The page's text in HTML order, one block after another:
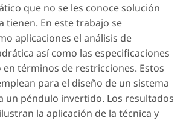
que no se les conoce solución
tienen. En este trabajo se
aplicaciones el análisis de
así como las especificaciones
en términos de restricciones. Estos
para el diseño de un sistema
un péndulo invertido. Los resultados
la aplicación de la técnica y